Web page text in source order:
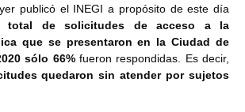
publicó el INEGI a propósito de este día
total de solicitudes de acceso a la
que se presentaron en la Ciudad de
sólo 66%fueron respondidas. Es decir,
quedaron sin atender por sujetos